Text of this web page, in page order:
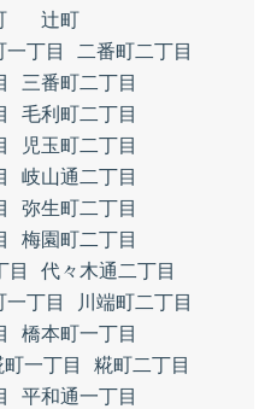
辻町
一丁目
二番町二丁目
三番町二丁目
毛利町二丁目
児玉町二丁目
岐山通二丁目
弥生町二丁目
梅園町二丁目
目
代々木通二丁目
一丁目
川端町二丁目
橋本町一丁目
町一丁目
糀町二丁目
平和通一丁目